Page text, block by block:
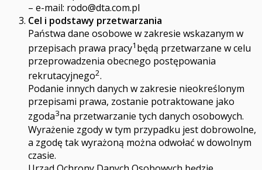
– e-mail: rodo@dta.com.pl
Cel i podstawy przetwarzania
Państwa dane osobowe w zakresie wskazanym w
przepisach prawa pracy1 będą przetwarzane w celu
przeprowadzenia obecnego postępowania
rekrutacyjnego2.
Podanie innych danych w zakresie nieokreślonym
przepisami prawa, zostanie potraktowane jako
zgoda3na przetwarzanie tych danych osobowych.
Wyrażenie zgody w tym przypadku jest dobrowolne,
a zgodę tak wyrażoną można odwołać w dowolnym
czasie.